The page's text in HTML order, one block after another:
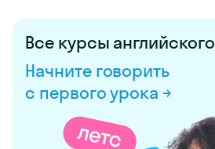
Все курсы английского
Начните говорить
с первого урока →